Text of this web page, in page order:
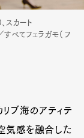
スカート
べてフェラガモ（フ
リブ海のアティテ
気感を融合した